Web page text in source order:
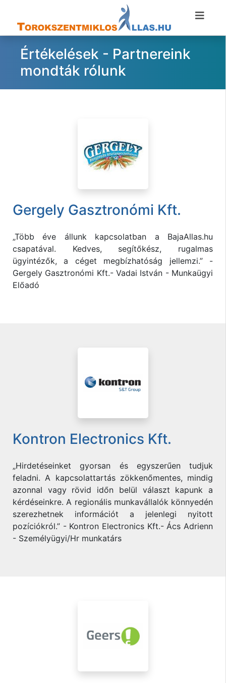
Értékelések - Partnereink
mondták rólunk
Gergely Gasztronómi Kft.
„Több éve állunk kapcsolatban a BajaAllas.hu
csapatával. Kedves, segítőkész, rugalmas
ügyintézők, a céget megbízhatóság jellemzi.” -
Gergely Gasztronómi Kft.- Vadai István - Munkaügyi
Előadó
Kontron Electronics Kft.
„Hirdetéseinket gyorsan és egyszerűen tudjuk
feladni. A kapcsolattartás zökkenőmentes, mindig
azonnal vagy rövid időn belül választ kapunk a
kérdéseinkre. A regionális munkavállalók könnyedén
szerezhetnek információt a jelenlegi nyitott
pozíciókról.” - Kontron Electronics Kft.- Ács Adrienn
- Személyügyi/Hr munkatárs